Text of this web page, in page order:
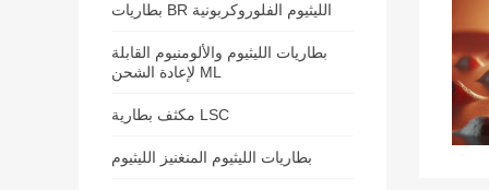
بطاريات BR الليثيوم الفلوروكربونية
بطاريات الليثيوم والألومنيوم القابلة
لإعادة الشحن ML
مكثف بطارية LSC
بطاريات الليثيوم المنغنيز الليثيوم